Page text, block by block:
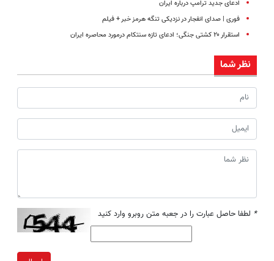
ادعای جدید ترامپ درباره ایران
فوری | صدای انفجار در نزدیکی تنگه هرمز خبر + فیلم
استقرار ۲۰ کشتی جنگی؛ ادعای تازه سنتکام درمورد محاصره ایران
نظر شما
* لطفا حاصل عبارت را در جعبه متن روبرو وارد کنید